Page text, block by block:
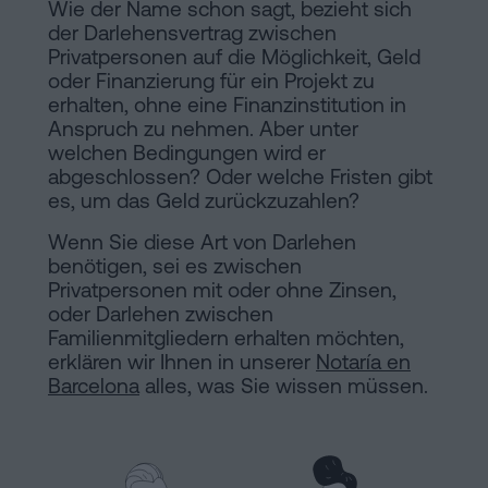
Installationen
Online-
Notariat
Blog
Kontaktieren
Rechtlicher
Auflösung
einer
eingetragenen
Lebenspartnerschaft
in
Barcelona
Online-
Notariat
Handels-
und
Gesellschaftsrecht
Eine
Wie der Name schon sagt, bezieht sich
der Darlehensvertrag zwischen
Privatpersonen auf die Möglichkeit, Geld
oder Finanzierung für ein Projekt zu
erhalten, ohne eine Finanzinstitution in
Anspruch zu nehmen. Aber unter
welchen Bedingungen wird er
abgeschlossen? Oder welche Fristen gibt
es, um das Geld zurückzuzahlen?
Wenn Sie diese Art von Darlehen
benötigen, sei es zwischen
Privatpersonen mit oder ohne Zinsen,
oder Darlehen zwischen
Familienmitgliedern erhalten möchten,
erklären wir Ihnen in unserer Notaría en
Barcelona alles, was Sie wissen müssen.